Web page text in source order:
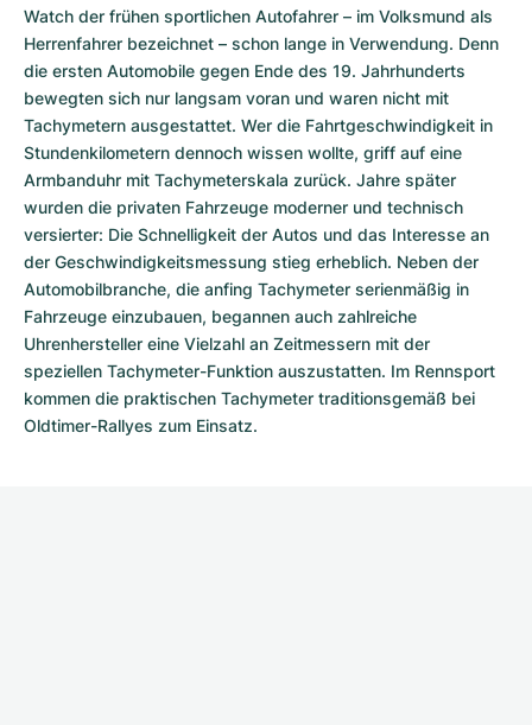
Watch der frühen sportlichen Autofahrer – im Volksmund als
Herrenfahrer bezeichnet – schon lange in Verwendung. Denn
die ersten Automobile gegen Ende des 19. Jahrhunderts
bewegten sich nur langsam voran und waren nicht mit
Tachymetern ausgestattet. Wer die Fahrtgeschwindigkeit in
Stundenkilometern dennoch wissen wollte, griff auf eine
Armbanduhr mit Tachymeterskala zurück. Jahre später
wurden die privaten Fahrzeuge moderner und technisch
versierter: Die Schnelligkeit der Autos und das Interesse an
der Geschwindigkeits­messung stieg erheblich. Neben der
Automobil­branche, die anfing Tachymeter serienmäßig in
Fahrzeuge einzubauen, begannen auch zahlreiche
Uhrenhersteller eine Vielzahl an Zeitmessern mit der
speziellen Tachymeter-Funktion auszustatten. Im Rennsport
kommen die praktischen Tachymeter traditionsgemäß bei
Oldtimer-Rallyes zum Einsatz.